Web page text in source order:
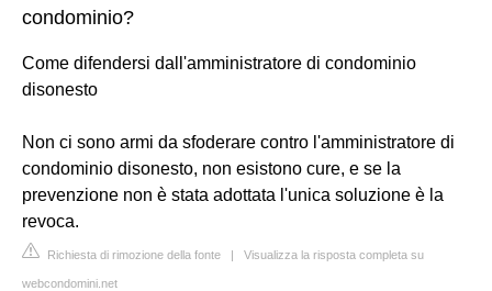
condominio?
Come difendersi dall'amministratore di condominio
disonesto
Non ci sono armi da sfoderare contro l'amministratore di
condominio disonesto, non esistono cure, e se la
prevenzione non è stata adottata l'unica soluzione è la
revoca.
Richiesta di rimozione della fonte | Visualizza la risposta completa su
webcondomini.net